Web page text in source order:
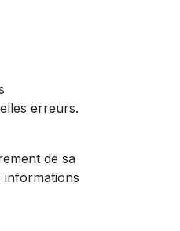
erreurs.
de sa
informations